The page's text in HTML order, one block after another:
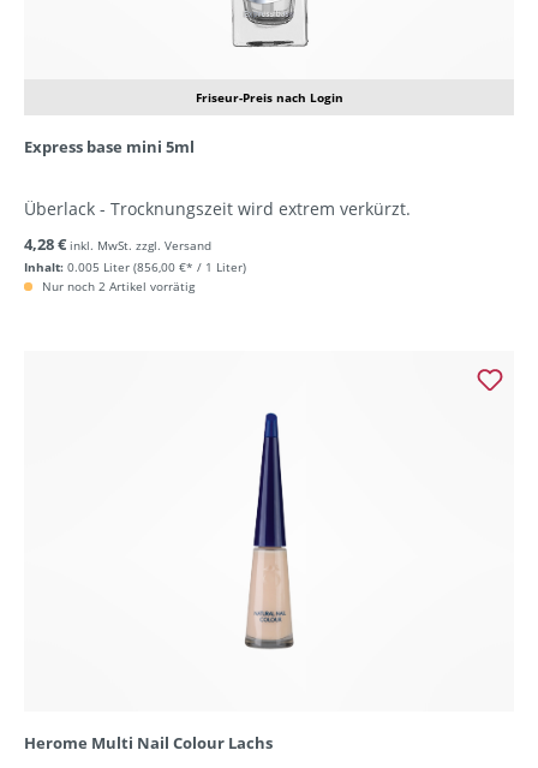
Friseur-Preis nach Login
Express base mini 5ml
Überlack - Trocknungszeit wird extrem verkürzt.
Inhalt: 0.005 Liter (856,00 €* / 1 Liter)
4,28 € inkl. MwSt. zzgl. Versand
Nur noch 2 Artikel vorrätig
Herome Multi Nail Colour Lachs